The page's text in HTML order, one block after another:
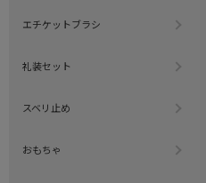
エチケットブラシ
礼装セット
スベリ止め
おもちゃ